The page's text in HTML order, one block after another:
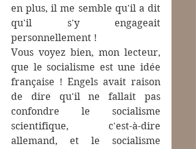
en plus, il me semble qu'il a dit
qu'il s'y engageait
personnellement !
Vous voyez bien, mon lecteur,
que le socialisme est une idée
française ! Engels avait raison
de dire qu'il ne fallait pas
confondre le socialisme
scientifique, c'est-à-dire
allemand, et le socialisme